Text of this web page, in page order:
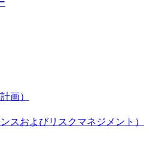
画）
スおよびリスクマネジメント）